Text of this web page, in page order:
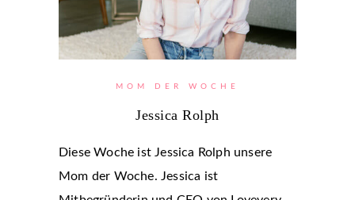
MOM DER WOCHE
Jessica Rolph
Diese Woche ist Jessica Rolph unsere
Mom der Woche. Jessica ist